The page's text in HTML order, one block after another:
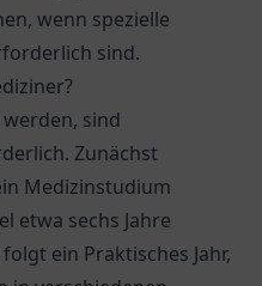
wenn spezielle
sind.
sind
Zunächst
Medizinstudium
etwa sechs Jahre
ein Praktisches Jahr,